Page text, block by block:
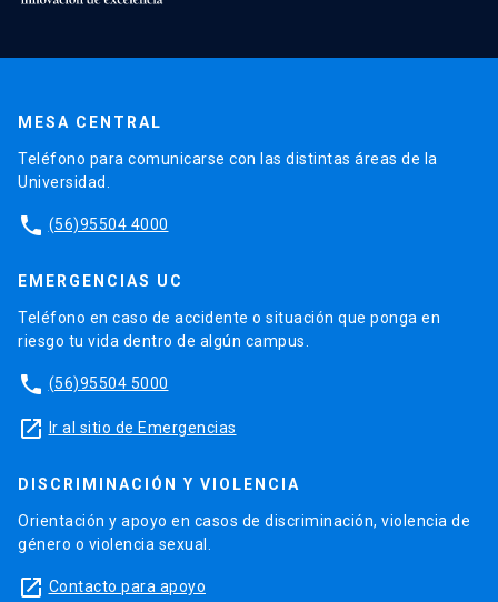
MESA CENTRAL
Teléfono para comunicarse con las distintas áreas de la
Universidad.
phone (56)95504 4000
EMERGENCIAS UC
Teléfono en caso de accidente o situación que ponga en
riesgo tu vida dentro de algún campus.
phone (56)95504 5000
launch Ir al sitio de Emergencias
DISCRIMINACIÓN Y VIOLENCIA
Orientación y apoyo en casos de discriminación, violencia de
género o violencia sexual.
launch Contacto para apoyo